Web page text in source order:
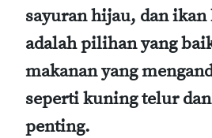
sayuran hijau, dan
adalah pilihan yang
makanan yang
seperti kuning telur
penting.